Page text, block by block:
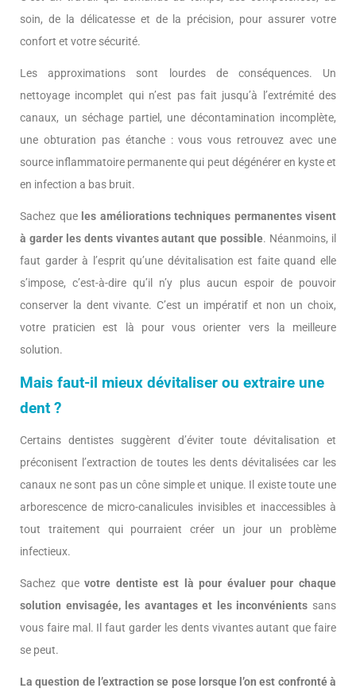
soin, de la délicatesse et de la précision, pour assurer votre
confort et votre sécurité.
Les approximations sont lourdes de conséquences. Un
nettoyage incomplet qui n’est pas fait jusqu’à l’extrémité des
canaux, un séchage partiel, une décontamination incomplète,
une obturation pas étanche : vous vous retrouvez avec une
source inflammatoire permanente qui peut dégénérer en kyste et
en infection a bas bruit.
Sachez que les améliorations techniques permanentes visent
à garder les dents vivantes autant que possible. Néanmoins, il
faut garder à l’esprit qu’une dévitalisation est faite quand elle
s’impose, c’est-à-dire qu’il n’y plus aucun espoir de pouvoir
conserver la dent vivante. C’est un impératif et non un choix,
votre praticien est là pour vous orienter vers la meilleure
solution.
Mais faut-il mieux dévitaliser ou extraire une
dent ?
Certains dentistes suggèrent d’éviter toute dévitalisation et
préconisent l’extraction de toutes les dents dévitalisées car les
canaux ne sont pas un cône simple et unique. Il existe toute une
arborescence de micro-canalicules invisibles et inaccessibles à
tout traitement qui pourraient créer un jour un problème
infectieux.
Sachez quevotre dentiste est là pour évaluer pour chaque
solution envisagée, les avantages et les inconvénients sans
vous faire mal. Il faut garder les dents vivantes autant que faire
se peut.
La question de l’extraction se pose lorsque l’on est confronté à